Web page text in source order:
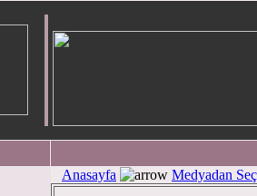
Anasayfa Medyadan